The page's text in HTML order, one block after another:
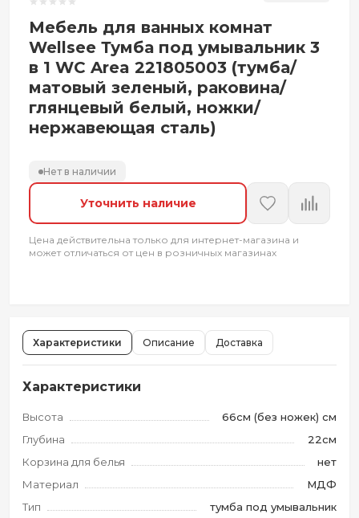
Мебель для ванных комнат
Wellsee Тумба под умывальник 3
в 1 WC Area 221805003 (тумба/
матовый зеленый, раковина/
глянцевый белый, ножки/
нержавеющая сталь)
Нет в наличии
Уточнить наличие
Цена действительна только для интернет-магазина и
может отличаться от цен в розничных магазинах
Характеристики Описание Доставка
Характеристики
Высота
66см (без ножек) см
Глубина
22см
Корзина для белья
нет
Материал
МДФ
Тип
тумба под умывальник